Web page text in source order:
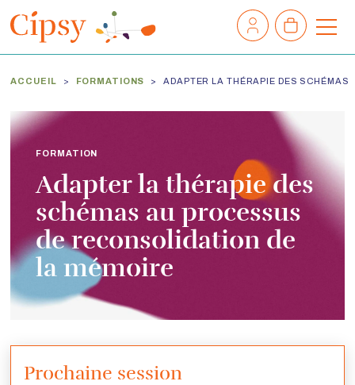
Mon
compte
Mon
panier
e
u
ACCUEIL FORMATIONS ADAPTER LA THÉRAPIE DES SCHÉMAS
FORMATION
Adapter la thérapie des
schémas au processus
de reconsolidation de
la mémoire
Prochaine session